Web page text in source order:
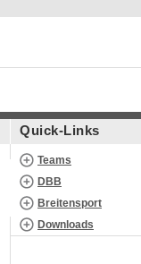
Quick-Links
Teams
DBB
Breitensport
Downloads